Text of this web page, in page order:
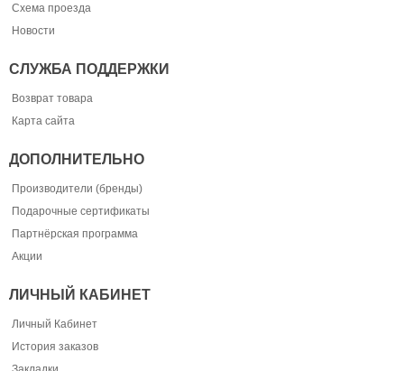
Схема проезда
Новости
СЛУЖБА ПОДДЕРЖКИ
Возврат товара
Карта сайта
ДОПОЛНИТЕЛЬНО
Производители (бренды)
Подарочные сертификаты
Партнёрская программа
Акции
ЛИЧНЫЙ КАБИНЕТ
Личный Кабинет
История заказов